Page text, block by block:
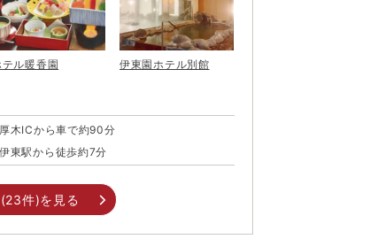
テル暖香園 伊東園ホテル別館
厚木ICから車で約90分
伊東駅から徒歩約7分
23件)を見る